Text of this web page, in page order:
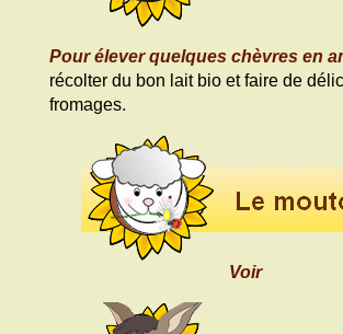
Pour élever quelques chèvres en
récolter du bon lait bio et faire de
fromages.
Voir